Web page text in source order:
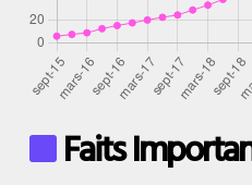
Faits